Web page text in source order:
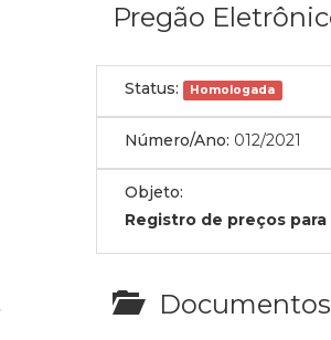
Pregão
Status: Homologada
Número/Ano: 012/2021
Objeto:
Registro de preços
Documentos